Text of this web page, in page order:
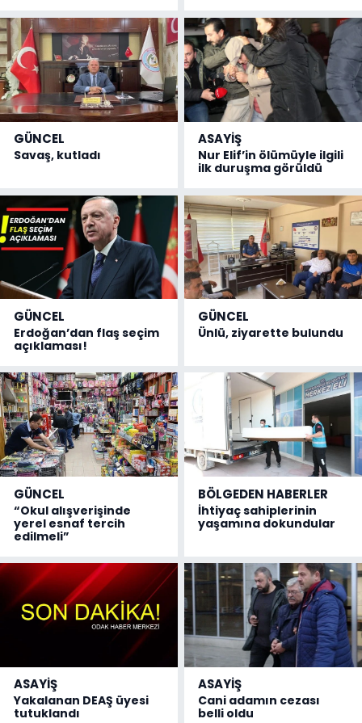
GÜNCEL
Savaş, kutladı
ASAYİŞ
Nur Elif’in ölümüyle ilgili
ilk duruşma görüldü
GÜNCEL
Erdoğan’dan flaş seçim
açıklaması!
GÜNCEL
Ünlü, ziyarette bulundu
GÜNCEL
“Okul alışverişinde
yerel esnaf tercih
edilmeli”
BÖLGEDEN HABERLER
İhtiyaç sahiplerinin
yaşamına dokundular
ASAYİŞ
Yakalanan DEAŞ üyesi
tutuklandı
ASAYİŞ
Cani adamın cezası
belli oldu